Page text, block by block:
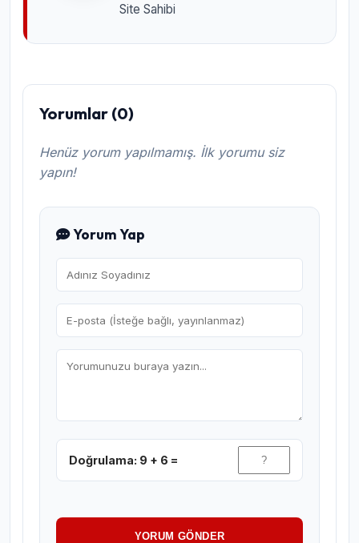
Site Sahibi
Yorumlar (0)
Henüz yorum yapılmamış. İlk yorumu siz
yapın!
Yorum Yap
Doğrulama: 9 + 6 =
YORUM GÖNDER